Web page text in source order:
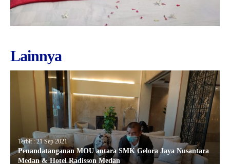
Lainnya
Terbit : 21 Sep 2021
Penandatanganan MOU antara SMK Gelora Jaya Nusantara
Medan & Hotel Radisson Medan